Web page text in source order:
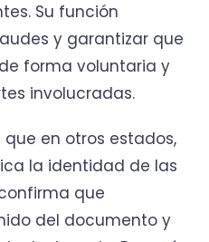
Su función
y garantizar que
forma voluntaria y
involucradas.
que en otros estados,
la identidad de las
que
del documento y